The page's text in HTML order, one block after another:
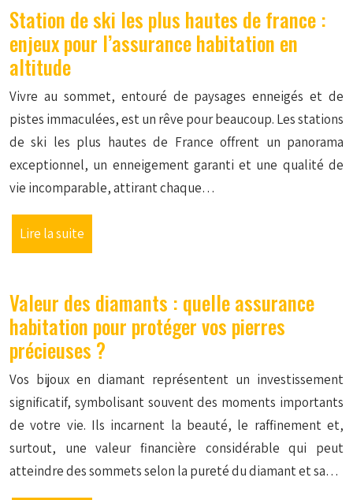
Station de ski les plus hautes de france :
enjeux pour l’assurance habitation en
altitude
Vivre au sommet, entouré de paysages enneigés et de
pistes immaculées, est un rêve pour beaucoup. Les stations
de ski les plus hautes de France offrent un panorama
exceptionnel, un enneigement garanti et une qualité de
vie incomparable, attirant chaque…
Lire la suite
Valeur des diamants : quelle assurance
habitation pour protéger vos pierres
précieuses ?
Vos bijoux en diamant représentent un investissement
significatif, symbolisant souvent des moments importants
de votre vie. Ils incarnent la beauté, le raffinement et,
surtout, une valeur financière considérable qui peut
atteindre des sommets selon la pureté du diamant et sa…